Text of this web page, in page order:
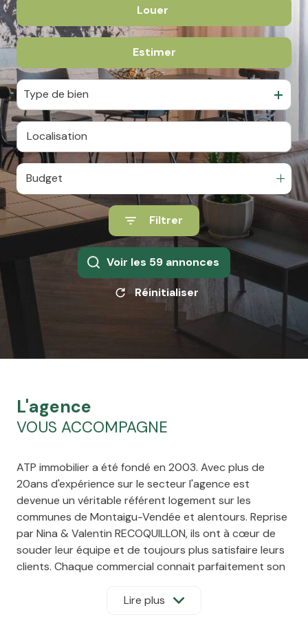
ATP
alerte
e-
mail
financement
contact
De l'immo pro
Louer
De l'immo pro
Estimer
Type de bien
Budget
Filtrer
Voir les 59 annonces
Réinitialiser
l'agence
VOUS ACCOMPAGNE
ATP immobilier a été fondé en 2003. Avec plus de
20ans d'expérience sur le secteur l'agence est
devenue un véritable référent logement sur les
communes de Montaigu-Vendée et alentours. Reprise
par Nina & Valentin RECOQUILLON, ils ont à cœur de
souder leur équipe et de toujours plus satisfaire leurs
clients. Chaque commercial connait parfaitement son
du premier appel téléphonique jusqu'à la signature
Lire plus